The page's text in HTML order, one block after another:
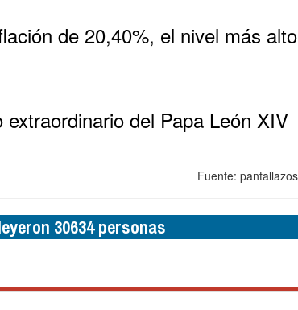
de 20,40%, el nivel más alto
del Papa León XIV
Fuente:
30634 personas